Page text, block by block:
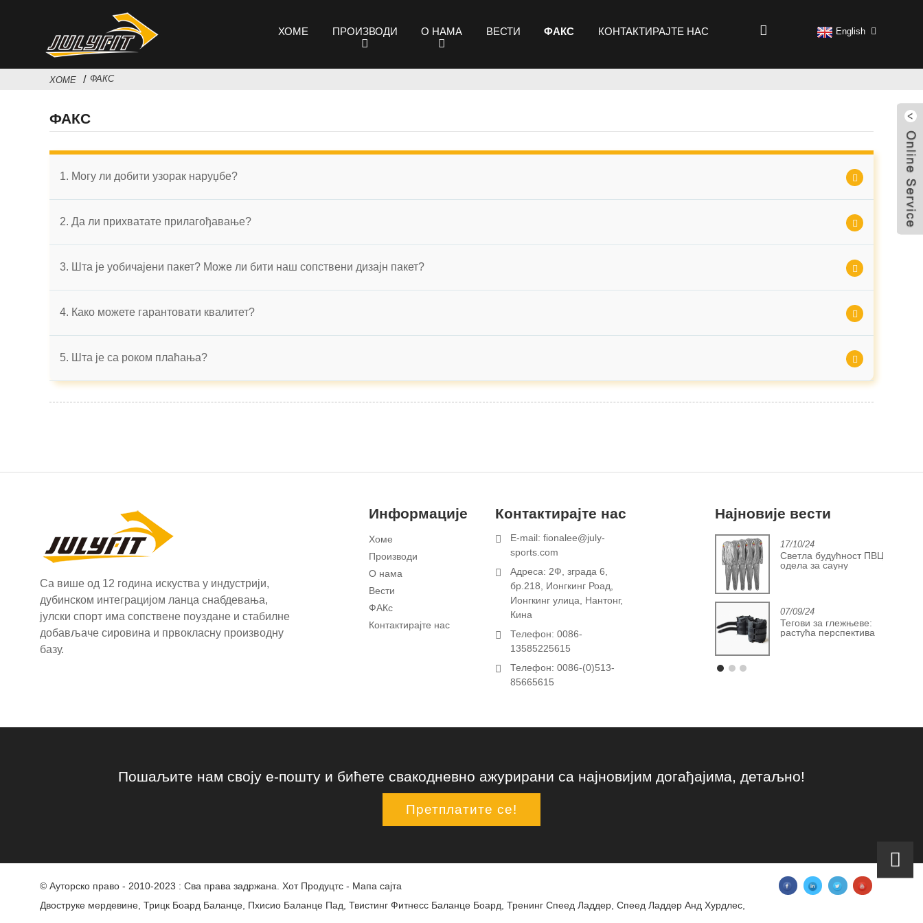
ХОМЕ ПРОИЗВОДИ О НАМА ВЕСТИ ФАКС КОНТАКТИРАЈТЕ НАС English
ХОМЕ ФАКС
ФАКС
1. Могу ли добити узорак наруџбе?
2. Да ли прихватате прилагођавање?
3. Шта је уобичајени пакет? Може ли бити наш сопствени дизајн пакет?
4. Како можете гарантовати квалитет?
5. Шта је са роком плаћања?
Са више од 12 година искуства у индустрији,
дубинском интеграцијом ланца снабдевања,
јулски спорт има сопствене поуздане и стабилне
добављаче сировина и првокласну производну
базу.
Информације
Хоме
Производи
О нама
Вести
ФАКс
Контактирајте нас
Контактирајте нас
E-mail: fionalee@july-
sports.com
Адреса: 2Ф, зграда 6,
бр.218, Ионгкинг Роад,
Ионгкинг улица, Нантонг,
Кина
Телефон: 0086-
13585225615
Телефон: 0086-(0)513-
85665615
Најновије вести
17/10/24
Светла будућност ПВЦ
одела за сауну
07/09/24
Тегови за глежњеве:
растућа перспектива
Пошаљите нам своју е-пошту и бићете свакодневно ажурирани са најновијим догађајима, детаљно!
Претплатите се!
© Ауторско право - 2010-2023 : Сва права задржана. Хот Продуцтс- Мапа сајта
Двоструке мердевине, Трицк Боард Баланце, Пхисио Баланце Пад Твистинг Фитнесс Баланце Боард Тренинг Спеед Ладдер, Спеед Ладдер Анд Хурдлес,